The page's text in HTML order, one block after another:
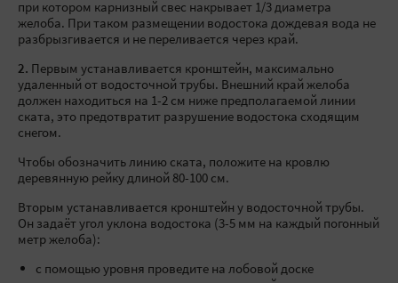
при котором карнизный свес накрывает 1/3 диаметра
желоба. При таком размещении водостока дождевая вода не
разбрызгивается и не переливается через край.
2. Первым устанавливается кронштейн, максимально
удаленный от водосточной трубы. Внешний край желоба
должен находиться на 1-2 см ниже предполагаемой линии
ската, это предотвратит разрушение водостока сходящим
снегом.
Чтобы обозначить линию ската, положите на кровлю
деревянную рейку длиной 80-100 см.
Вторым устанавливается кронштейн у водосточной трубы.
Он задаёт угол уклона водостока (3-5 мм на каждый погонный
метр желоба):
с помощью уровня проведите на лобовой доске